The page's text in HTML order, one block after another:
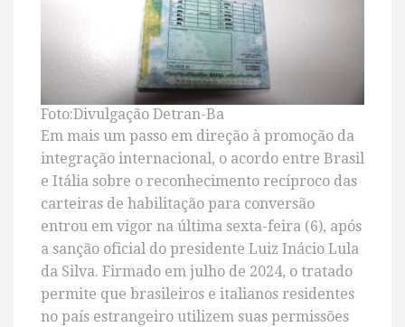
Foto:Divulgação Detran-Ba
Em mais um passo em direção à promoção da
integração internacional, o acordo entre Brasil
e Itália sobre o reconhecimento recíproco das
carteiras de habilitação para conversão
entrou em vigor na última sexta-feira (6), após
a sanção oficial do presidente Luiz Inácio Lula
da Silva. Firmado em julho de 2024, o tratado
permite que brasileiros e italianos residentes
no país estrangeiro utilizem suas permissões